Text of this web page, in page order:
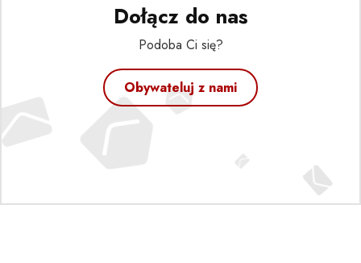
Dołącz do nas
Podoba Ci się?
Obywateluj z nami